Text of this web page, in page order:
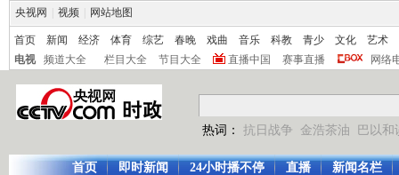
央视网 视频 网站地图
首页 新闻 经济 体育 综艺 春晚 戏曲 音乐 科教 青少 文化
艺术
电视
频道大全 栏目大全 节目大全 直播中国 赛事直播 网络
热词： 抗日战争 金浩茶油 巴以和
首页 即时新闻 24小时播不停 直播 新闻名栏